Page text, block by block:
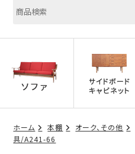
ホーム 本棚 オーク、その他
具/A241-66